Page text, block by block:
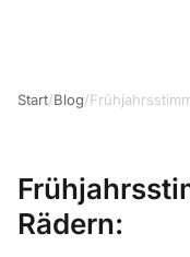
Start/Blog/
Rädern: